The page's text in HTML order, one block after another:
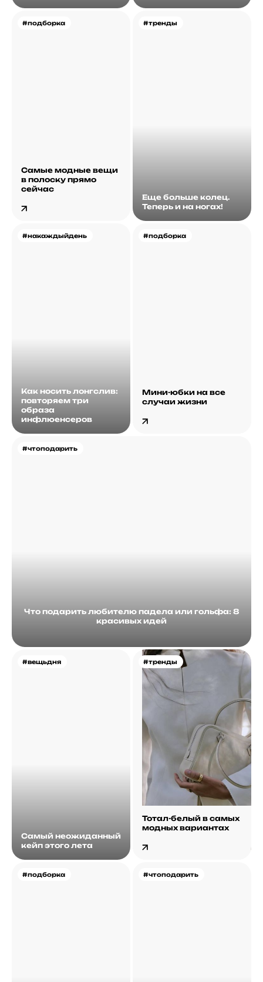
#подборка
Самые модные вещи
в полоску прямо
сейчас
#тренды
Еще больше колец.
Теперь и на ногах!
#накаждыйдень
Как носить лонгслив:
повторяем три
образа
инфлюенсеров
#чтоподарить
Что подарить любителю падела или гольфа: 8
красивых идей
#подборка
Мини-юбки на все
случаи жизни
#вещьдня
Самый неожиданный
кейп этого лета
#тренды
Тотал-белый в самых
модных вариантах
#подборка #чтоподарить